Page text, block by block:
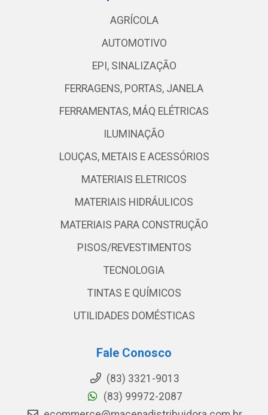
AGRÍCOLA
AUTOMOTIVO
EPI, SINALIZAÇÃO
FERRAGENS, PORTAS, JANELA
FERRAMENTAS, MÁQ ELÉTRICAS
ILUMINAÇÃO
LOUÇAS, METAIS E ACESSÓRIOS
MATERIAIS ELETRICOS
MATERIAIS HIDRÁULICOS
MATERIAIS PARA CONSTRUÇÃO
PISOS/REVESTIMENTOS
TECNOLOGIA
TINTAS E QUÍMICOS
UTILIDADES DOMÉSTICAS
Fale Conosco
(83) 3321-9013
(83) 99972-2087